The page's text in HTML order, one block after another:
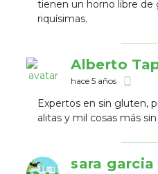
tienen un horno libre de
riquísimas.
Alberto
hace 5 años phone_android
Expertos en sin gluten,
alitas y mil cosas más
sara garcia